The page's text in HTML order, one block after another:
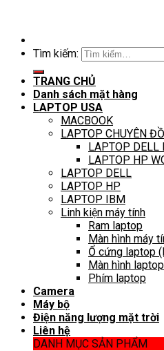
Tìm kiếm:
TRANG CHỦ
Danh sách mặt hàng
LAPTOP USA
MACBOOK
LAPTOP CHUYÊN
LAPTOP DELL
LAPTOP HP
LAPTOP DELL
LAPTOP HP
LAPTOP IBM
Linh kiện máy tính
Ram laptop
Màn hình máy
Ổ cứng laptop
Màn hình laptop
Phím laptop
Camera
Máy bộ
Điện năng lượng mặt trời
Liên hệ
DANH MỤC SẢN PHẨM